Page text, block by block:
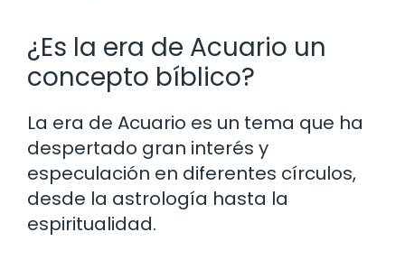
¿Es la era de Acuario un
concepto bíblico?
La era de Acuario es un tema que ha
despertado gran interés y
especulación en diferentes círculos,
desde la astrología hasta la
espiritualidad.